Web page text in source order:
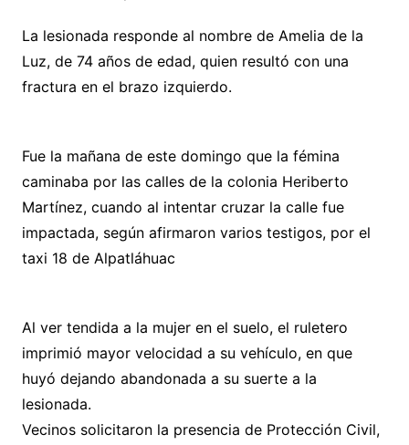
La lesionada responde al nombre de Amelia de la
Luz, de 74 años de edad, quien resultó con una
fractura en el brazo izquierdo.
Fue la mañana de este domingo que la fémina
caminaba por las calles de la colonia Heriberto
Martínez, cuando al intentar cruzar la calle fue
impactada, según afirmaron varios testigos, por el
taxi 18 de Alpatláhuac
Al ver tendida a la mujer en el suelo, el ruletero
imprimió mayor velocidad a su vehículo, en que
huyó dejando abandonada a su suerte a la
lesionada.
Vecinos solicitaron la presencia de Protección Civil,